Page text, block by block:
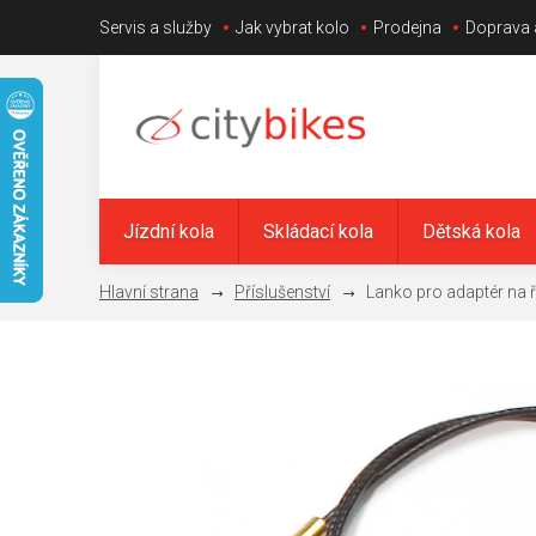
obsah
Servis a služby Jak vybrat kolo Prodejna Doprava
Jízdní kola Skládací kola Dětská kola
Příslušenství Lanko pro adaptér na